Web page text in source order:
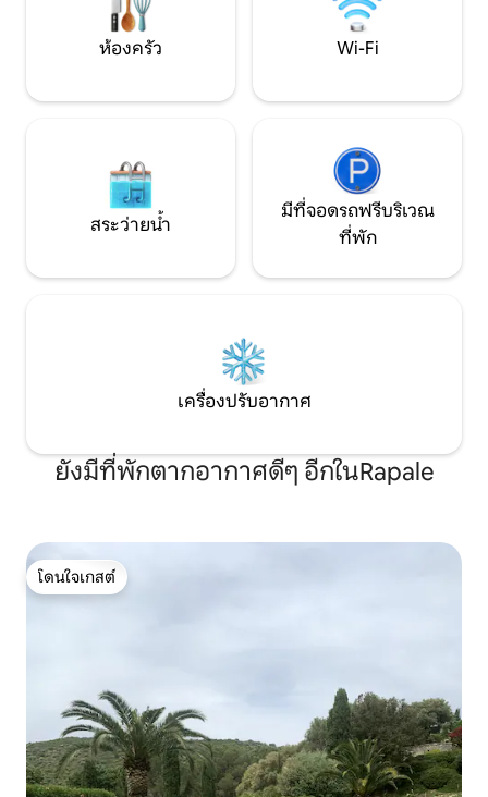
ห้องครัว Wi-Fi
สระว่ายน้ำ
มีที่จอดรถฟรีบริเวณ
ที่พัก
เครื่องปรับอากาศ
ยังมีที่พักตากอากาศดีๆ อีกในRapale
โดนใจเกสต์
โดนใจเกสต์